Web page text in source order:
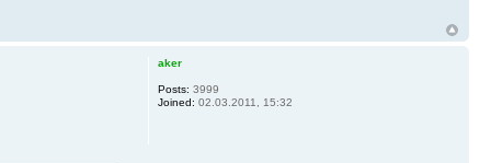
aker
Posts: 3999
Joined: 02.03.2011, 15:32